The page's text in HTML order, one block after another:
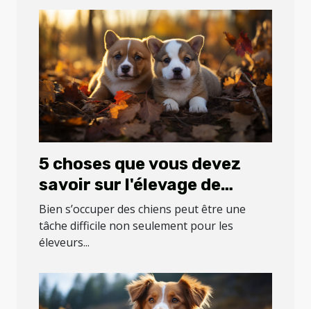
5 choses que vous devez
savoir sur l'élevage de
chiens
Bien s’occuper des chiens peut être une
tâche difficile non seulement pour les
éleveurs...